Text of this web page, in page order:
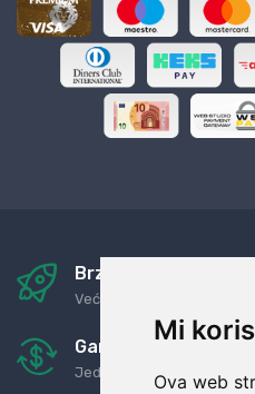
Mi
Ova web
Brza i sigurna
Već za nekoliko dana kod
Garancija u povrat
Jednostavno pravilo: